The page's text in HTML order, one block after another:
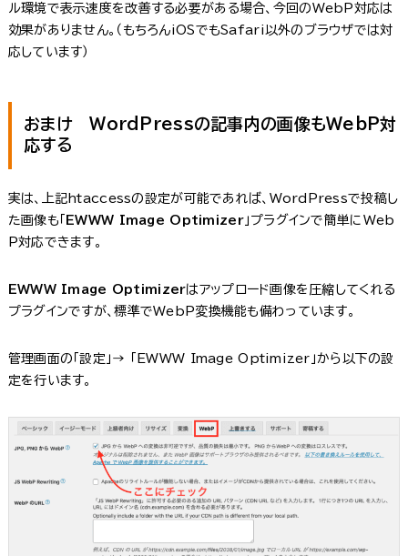
ル環境で表示速度を改善する必要がある場合、今回のWebP対応は
効果がありません。（もちろんiOSでもSafari以外のブラウザでは対
応しています）
おまけ WordPressの記事内の画像もWebP対
応する
実は、上記htaccessの設定が可能であれば、WordPressで投稿し
た画像も「 EWWW Image Optimizer」プラグインで簡単にWeb
P対応できます。
EWWW Image Optimizerはアップロード画像を圧縮してくれる
プラグインですが、標準でWebP変換機能も備わっています。
管理画面の「設定」→ 「EWWW Image Optimizer」から以下の設
定を行います。